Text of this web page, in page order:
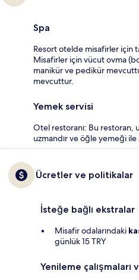
Spa
Resort otelde misafirler için
Misafirler için vücut ovma
manikür ve pedikür
mevcuttur.
Yemek servisi
Otel restoranı: Bu restoran,
uzmandır ve öğle yemeği
Ücretler ve politikalar
İsteğe bağlı ekstralar
Misafir odalarındaki
günlük 15 TRY
Yenileme çalışmaları